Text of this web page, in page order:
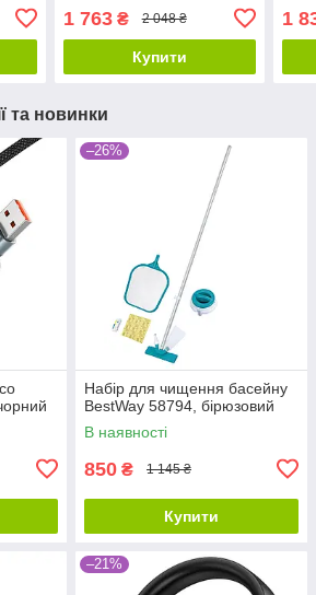
1 763₴ 2 048 ₴
Купити
1
та новинки
–26%
Набір для чищення басейну
BestWay 58794, бірюзовий
В наявності
850 ₴ 1 145 ₴
Купити
–21%